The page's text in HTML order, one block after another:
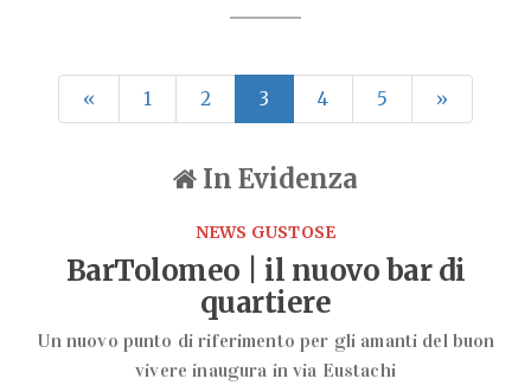
« 1 2 3 4 5 »
In Evidenza
NEWS GUSTOSE
BarTolomeo | il nuovo bar di
quartiere
Un nuovo punto di riferimento per gli amanti del buon
vivere inaugura in via Eustachi